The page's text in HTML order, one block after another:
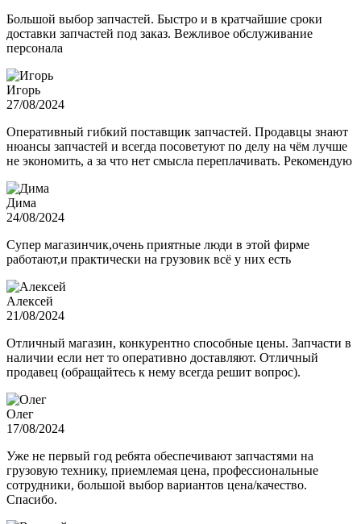
Большой выбор запчастей. Быстро и в кратчайшие сроки
доставки запчастей под заказ. Вежливое обслуживание
персонала
Игорь
27/08/2024
Оперативный гибкий поставщик запчастей. Продавцы знают
нюансы запчастей и всегда посоветуют по делу на чём лучше
не экономить, а за что нет смысла переплачивать. Рекомендую
Дима
24/08/2024
Супер магазинчик,очень приятные люди в этой фирме
работают,и практически на грузовик всё у них есть
Алексей
21/08/2024
Отличный магазин, конкурентно способные цены. Запчасти в
наличии если нет то оперативно доставляют. Отличный
продавец (обращайтесь к нему всегда решит вопрос).
Олег
17/08/2024
Уже не первый год ребята обеспечивают запчастями на
грузовую технику, приемлемая цена, профессиональные
сотрудники, большой выбор вариантов цена/качество.
Спасибо.